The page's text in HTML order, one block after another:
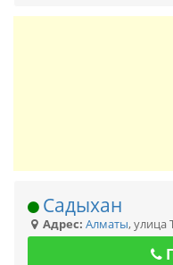
Садыхан
Адрес: Алматы,улица